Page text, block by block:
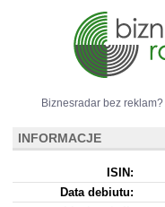
Biznesradar bez reklam?
INFORMACJE
ISIN:
Data debiutu: